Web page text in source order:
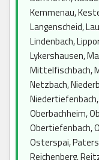
Kemmenau,
Langenscheid,
Lindenbach,
Lykershausen,
Mittelfischbach,
Netzbach,
Oberbachheim,
Obertiefenbach,
Osterspai,
Reichenberg,